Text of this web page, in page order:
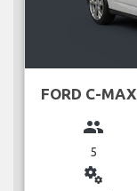
FORD C-MAX
group
5
miscellaneous_services